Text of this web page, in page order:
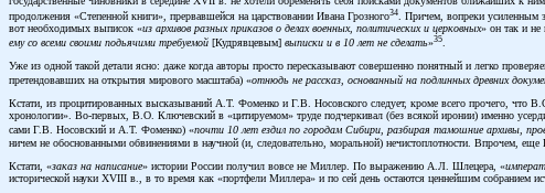
продолжения «Степенной книги», прервавшейся на царствовании Ивана Грозного34 . Причем, вопреки усиленным
вот необходимых выписок «из архивов разных приказов о делах военных, политических и церковных» он так и не
ему со всеми своими подьячими требуемой [Кудрявцевым] выписки и в 10 лет не сделать»35
Уже из одной такой детали ясно: даже когда авторы просто пересказывают совершенно понятный и легко
претендовавших на открытия мирового масштаба) «отнюдь не рассказ, основанный на подлинных древних
Кстати, из процитированных высказываний А.Т. Фоменко и Г.В. Носовского следует, кроме всего прочего, что
хронологии». Во-первых, В.О. Ключевский в «цитируемом» труде подчеркивал (без всякой иронии) именно
сами Г.В. Носовский и А.Т. Фоменко) «почти 10 лет ездил по городам Сибири, разбирая тамошние архивы,
ничем не обоснованными обвинениями в научной (и, следовательно, моральной) нечистоплотности. Впрочем,
Кстати, «заказ на написание» истории России получил вовсе не Миллер. По выражению А.Л. Шлецера, «
исторической науки XVIII в., в то время как «портфели Миллера» и по сей день остаются ценнейшим собранием